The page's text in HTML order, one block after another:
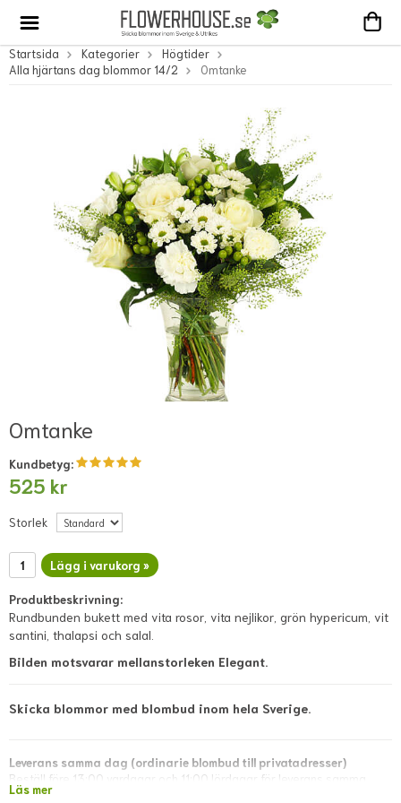
Startsida Kategorier
Högtider
Alla hjärtans dag blommor 14/2
Omtanke
Omtanke
Kundbetyg:
525 kr
Storlek
Lägg i varukorg »
Produktbeskrivning:
Rundbunden bukett med vita rosor, vita nejlikor, grön hypericum, vit
santini, thalapsi och salal.
Bilden motsvarar mellanstorleken Elegant.
Skicka blommor med blombud inom hela Sverige.
Leverans samma dag (ordinarie blombud till privatadresser)
Beställ före 13:00 vardagar och 11:00 lördagar för leverans samma
dag. Lokala avvikelser kan förekomma; dessa visas i direkt kassan eller
Läs mer